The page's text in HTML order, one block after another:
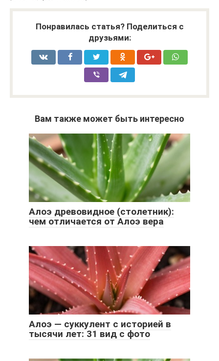
Понравилась статья? Поделиться с
друзьями:
Вам также может быть интересно
Алоэ древовидное (столетник):
чем отличается от Алоэ вера
Алоэ — суккулент с историей в
тысячи лет: 31 вид с фото